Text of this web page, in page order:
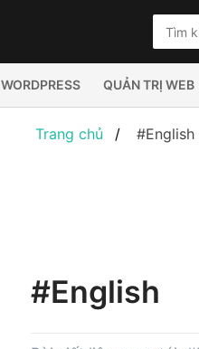
WORDPRESS QUẢN TRỊ WEB
Trang chủ #English
#English